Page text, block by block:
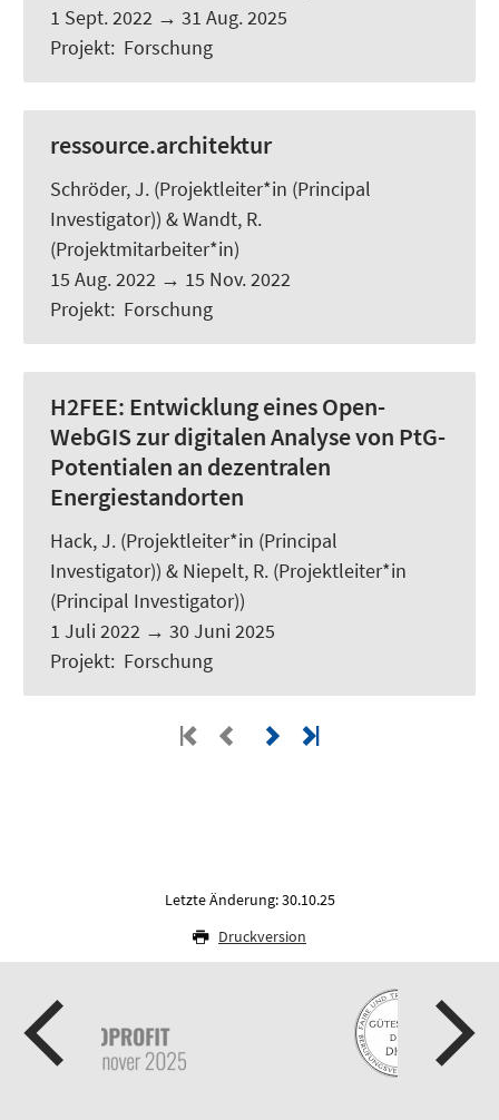
1 Sept. 2022 → 31 Aug. 2025
Projekt: Forschung
ressource.architektur
Schröder, J. (Projektleiter*in (Principal
Investigator)) &Wandt, R.
(Projektmitarbeiter*in)
15 Aug. 2022 → 15 Nov. 2022
Projekt: Forschung
H2FEE: Entwicklung eines Open-
WebGIS zur digitalen Analyse von PtG-
Potentialen an dezentralen
Energiestandorten
Hack, J. (Projektleiter*in (Principal
Investigator)) & Niepelt, R. (Projektleiter*in
(Principal Investigator))
1 Juli 2022 → 30 Juni 2025
Projekt: Forschung
Letzte Änderung: 30.10.25
Druckversion